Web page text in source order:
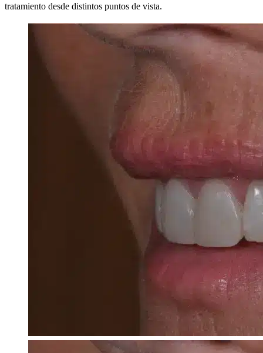
tratamiento desde distintos puntos de vista.